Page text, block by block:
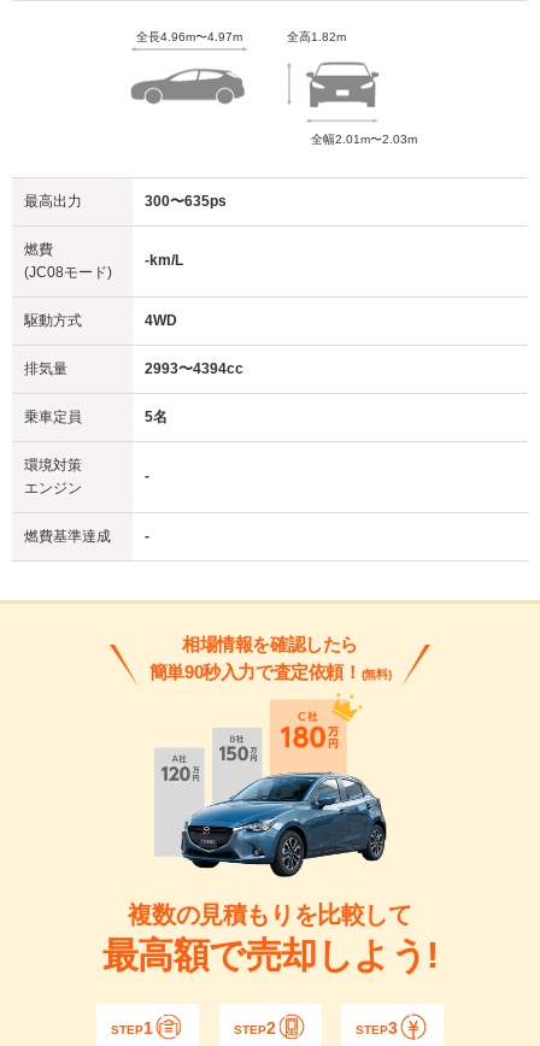
全長4.96m〜4.97m 全高1.82m
全幅2.01m〜2.03m
最高出力 300〜635ps
燃費
(JC08モード)
-km/L
駆動方式 4WD
排気量 2993〜4394cc
乗車定員 5名
環境対策
エンジン
-
燃費基準達成 -
相場情報を確認したら
簡単90秒入力で査定依頼！ (無料)
複数の見積もりを比較して
最高額で売却しよう!
STEP1 STEP2 STEP3